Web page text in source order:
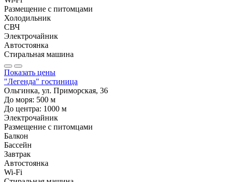
Размещение с питомцами
Холодильник
СВЧ
Электрочайник
Автостоянка
Стиральная машина
Показать цены
"Легенда" гостиница
Ольгинка, ул. Приморская, 36
До моря: 500 м
До центра: 1000 м
Электрочайник
Размещение с питомцами
Балкон
Бассейн
Завтрак
Автостоянка
Wi-Fi